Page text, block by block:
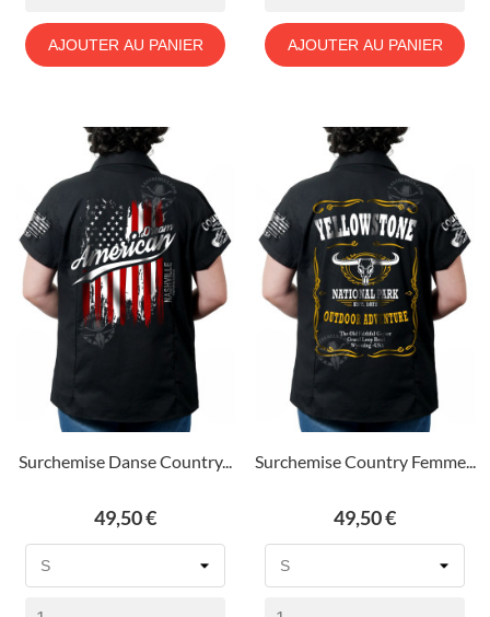
AJOUTER AU PANIER AJOUTER AU PANIER
Surchemise Danse Country...
Prix
49,50 €
Surchemise Country Femme...
Prix
49,50 €